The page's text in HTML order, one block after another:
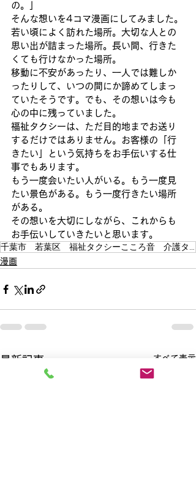
の。」
そんな想いを4コマ漫画にしてみました。
若い頃によく訪れた場所。大切な人との
思い出が詰まった場所。長い間、行きた
くても行けなかった場所。
移動に不安があったり、一人では難しか
ったりして、いつの間にか諦めてしまっ
ていたそうです。でも、その想いは今も
心の中に残っていました。
福祉タクシーは、ただ目的地までお送り
するだけではありません。お客様の「行
きたい」という気持ちをお手伝いする仕
事でもあります。
もう一度会いたい人がいる。もう一度見
たい景色がある。もう一度行きたい場所
がある。
その想いを大切にしながら、これからも
お手伝いしていきたいと思います。
千葉市 若葉区 福祉タクシーこころ音 介護タクシー 外出支援
漫画
最新記事 すべて表示